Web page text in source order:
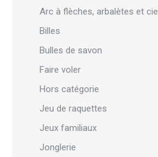
Arc à flèches, arbalètes et cie
Billes
Bulles de savon
Faire voler
Hors catégorie
Jeu de raquettes
Jeux familiaux
Jonglerie